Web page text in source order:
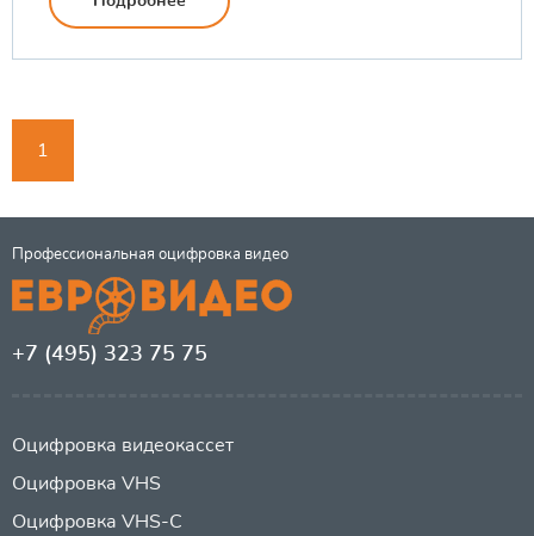
1
Профессиональная оцифровка видео
+7 (495) 323 75 75
Оцифровка видеокассет
Оцифровка VHS
Оцифровка VHS-C